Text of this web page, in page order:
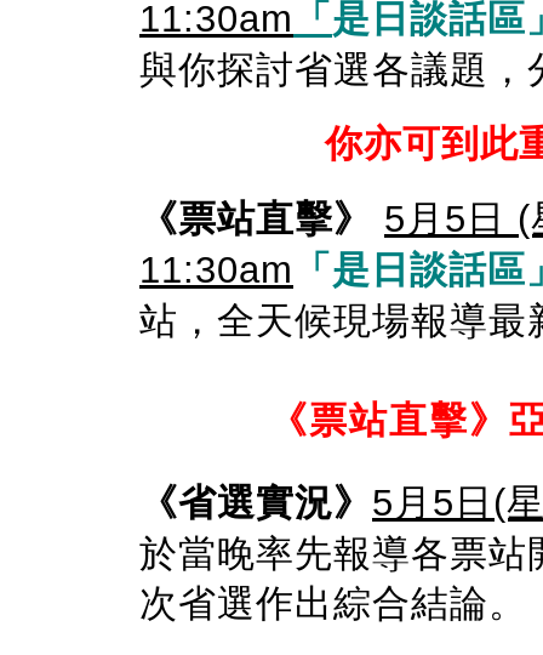
11:30am 「 是日談話區
與你探討省選各議題
你亦可到此
《票站直擊》
5月5日 (
11:30am 「是日談話區
站，全天候現場報導最
《票站直擊》
《省選實況》 5月5日(
於當晚率先報導各票
次省選作出綜合結論。